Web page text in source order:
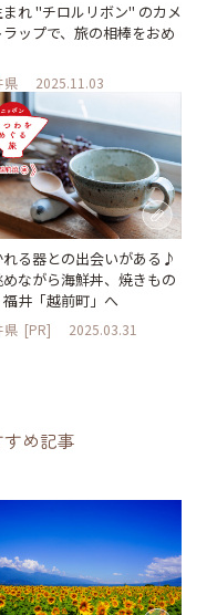
れ "チロルリボン" のカメ
ップで、旅の相棒をおめ
県 2025.11.03
る器との出会いがある♪
ながら海鮮丼、焼きもの
井「越前町」へ
県 [PR] 2025.03.31
め記事